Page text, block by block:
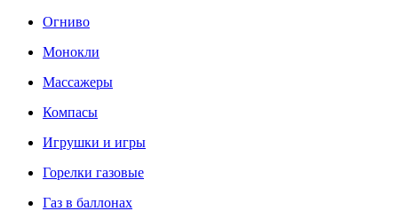
Огниво
Монокли
Массажеры
Компасы
Игрушки и игры
Горелки газовые
Газ в баллонах